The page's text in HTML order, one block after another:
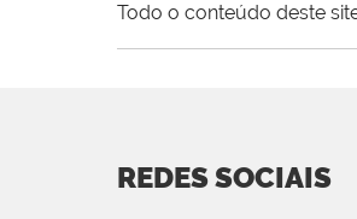
Todo o conteúdo deste
REDES SOCIAIS